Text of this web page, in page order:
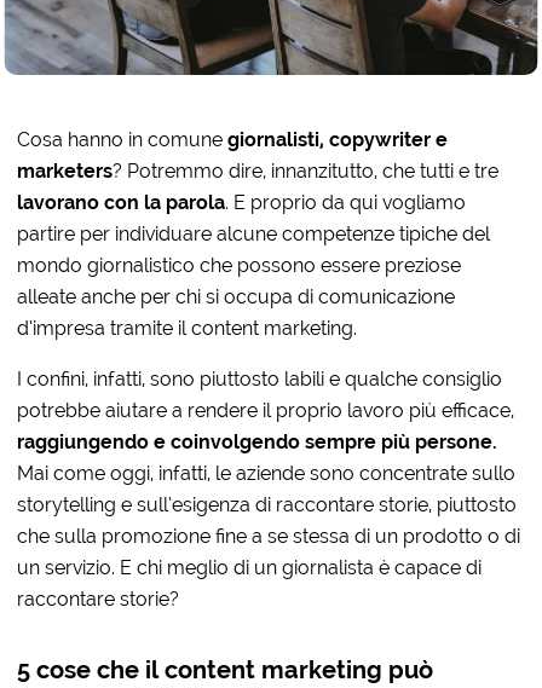
Cosa hanno in comunegiornalisti, copywriter e
marketers? Potremmo dire, innanzitutto, che tutti e tre
lavorano con la parola. E proprio da qui vogliamo
partire per individuare alcune competenze tipiche del
mondo giornalistico che possono essere preziose
alleate anche per chi si occupa di comunicazione
d’impresa tramite il content marketing.
I confini, infatti, sono piuttosto labili e qualche consiglio
potrebbe aiutare a rendere il proprio lavoro più efficace,
raggiungendo e coinvolgendo sempre più persone.
Mai come oggi, infatti, le aziende sono concentrate sullo
storytelling e sull’esigenza di raccontare storie, piuttosto
che sulla promozione fine a se stessa di un prodotto o di
un servizio. E chi meglio di un giornalista è capace di
raccontare storie?
5 cose che il content marketing può